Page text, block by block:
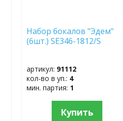
Набор бокалов "Эдем"
(6шт.) SE346-1812/S
артикул: 91112
кол-во в уп.: 4
мин. партия: 1
Купить